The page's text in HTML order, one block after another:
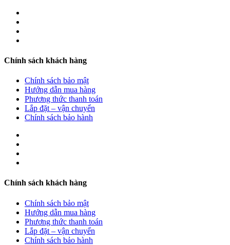
Chính sách khách hàng
Chính sách bảo mật
Hướng dẫn mua hàng
Phương thức thanh toán
Lắp đặt – vận chuyển
Chính sách bảo hành
Chính sách khách hàng
Chính sách bảo mật
Hướng dẫn mua hàng
Phương thức thanh toán
Lắp đặt – vận chuyển
Chính sách bảo hành